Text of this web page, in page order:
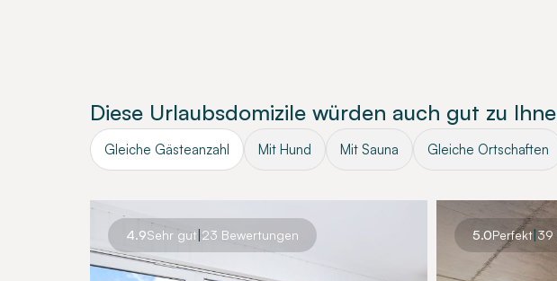
Diese Urlaubsdomizile würden auch gut zu
Gleiche Gästeanzahl Mit Hund Mit Sauna Gleiche Ortschaften
4.9Sehr gut 23 Bewertungen 5.0Perfekt| 39